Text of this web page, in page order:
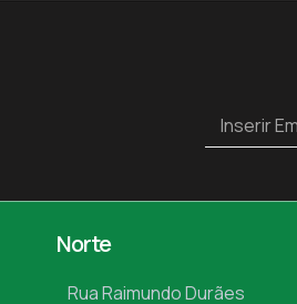
Norte
Rua Raimundo Durães